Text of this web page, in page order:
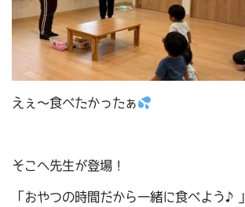
えぇ～食べたかったぁ
そこへ先生が登場！
「おやつの時間だから一緒に食べよう♪」